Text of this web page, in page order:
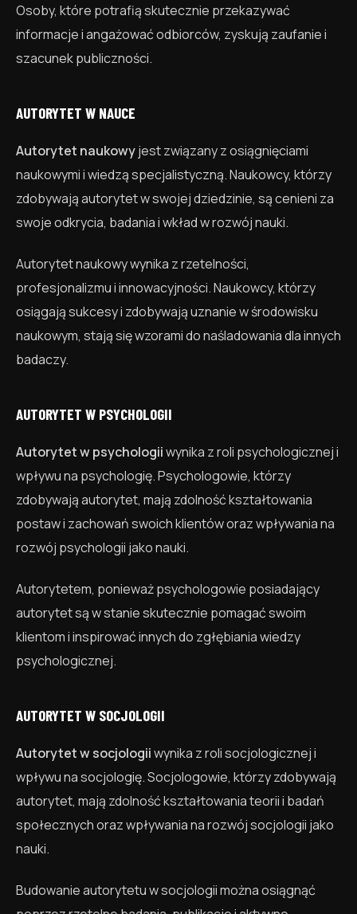
Osoby, które potrafią skutecznie przekazywać
informacje i angażować odbiorców, zyskują zaufanie i
szacunek publiczności.
AUTORYTET W NAUCE
Autorytet naukowyjest związany z osiągnięciami
naukowymi i wiedzą specjalistyczną. Naukowcy, którzy
zdobywają autorytet w swojej dziedzinie, są cenieni za
swoje odkrycia, badania i wkład w rozwój nauki.
Autorytet naukowy wynika z rzetelności,
profesjonalizmu i innowacyjności. Naukowcy, którzy
osiągają sukcesy i zdobywają uznanie w środowisku
naukowym, stają się wzorami do naśladowania dla innych
badaczy.
AUTORYTET W PSYCHOLOGII
Autorytet w psychologiiwynika z roli psychologicznej i
wpływu na psychologię. Psychologowie, którzy
zdobywają autorytet, mają zdolność kształtowania
postaw i zachowań swoich klientów oraz wpływania na
rozwój psychologii jako nauki.
Autorytetem, ponieważ psychologowie posiadający
autorytet są w stanie skutecznie pomagać swoim
klientom i inspirować innych do zgłębiania wiedzy
psychologicznej.
AUTORYTET W SOCJOLOGII
Autorytet w socjologiiwynika z roli socjologicznej i
wpływu na socjologię. Socjologowie, którzy zdobywają
autorytet, mają zdolność kształtowania teorii i badań
społecznych oraz wpływania na rozwój socjologii jako
nauki.
Budowanie autorytetu w socjologii można osiągnąć